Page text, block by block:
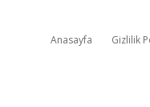
Anasayfa Gizlilik